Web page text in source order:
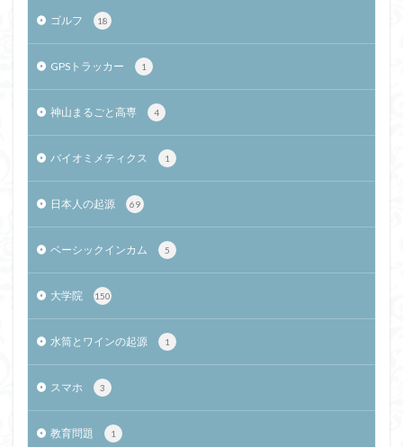
ゴルフ 18
GPSトラッカー 1
神山まるごと高専 4
バイオミメティクス 1
日本人の起源 69
ベーシックインカム 5
大学院 150
水筒とワインの起源 1
スマホ 3
教育問題 1